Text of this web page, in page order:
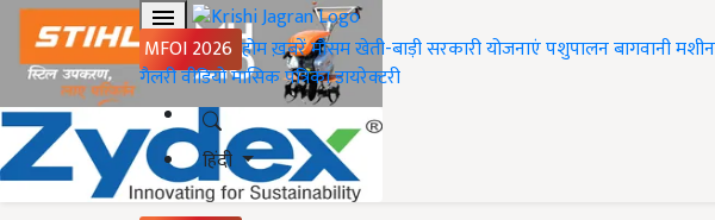
MFOI 2026 होमख़बरेंमौसमखेती-बाड़ीसरकारी योजनाएंपशुपालनबागवानी
गैलरीवीडियोमासिक पत्रिकाडायरेक्टरी
हिंदी